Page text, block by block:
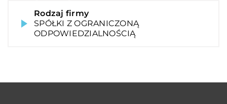
Rodzaj firmy
SPÓŁKI Z OGRANICZONĄ
ODPOWIEDZIALNOŚCIĄ